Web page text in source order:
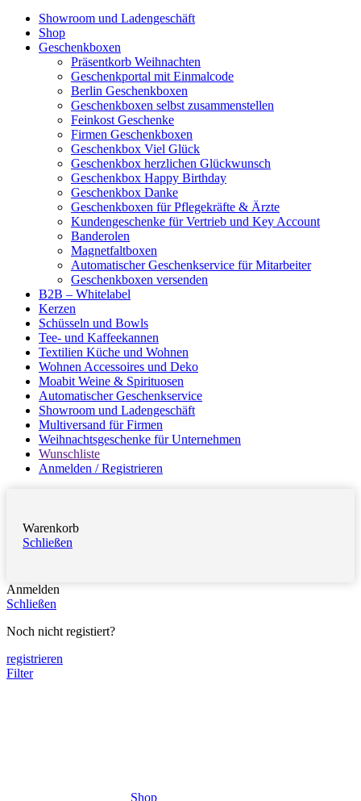
Showroom und Ladengeschäft
Shop
Geschenkboxen
Präsentkorb Weihnachten
Geschenkportal mit Einmalcode
Berlin Geschenkboxen
Geschenkboxen selbst zusammenstellen
Feinkost Geschenke
Firmen Geschenkboxen
Geschenkbox Viel Glück
Geschenkbox herzlichen Glückwunsch
Geschenkbox Happy Birthday
Geschenkbox Danke
Geschenkboxen für Pflegekräfte & Ärzte
Kundengeschenke für Vertrieb und Key Account
Banderolen
Magnetfaltboxen
Automatischer Geschenkservice für Mitarbeiter
Geschenkboxen versenden
B2B – Whitelabel
Kerzen
Schüsseln und Bowls
Tee- und Kaffeekannen
Textilien Küche und Wohnen
Wohnen Accessoires und Deko
Moabit Weine & Spirituosen
Automatischer Geschenkservice
Showroom und Ladengeschäft
Multiversand für Firmen
Weihnachtsgeschenke für Unternehmen
Wunschliste
Anmelden / Registrieren
Warenkorb
Schließen
Anmelden
Schließen
Noch nicht registiert?
registrieren
Filter
Shop